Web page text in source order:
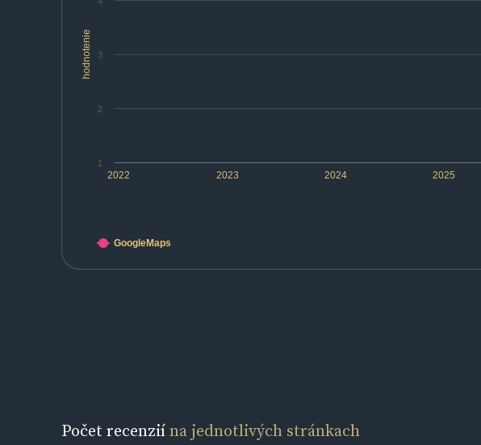
hodnotenie
2022 2023 2024 2025
1
2
3
GoogleMaps
Počet recenziína jednotlivých stránkach